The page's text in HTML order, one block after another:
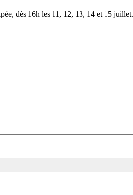
dès 16h les 11, 12, 13, 14 et 15 juillet.